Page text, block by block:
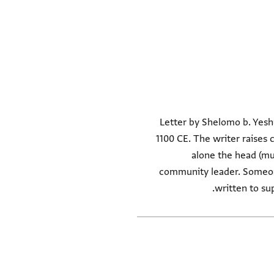
Letter by Shelomo b.
1100 CE. The writer
alone the head
community leader.
written to